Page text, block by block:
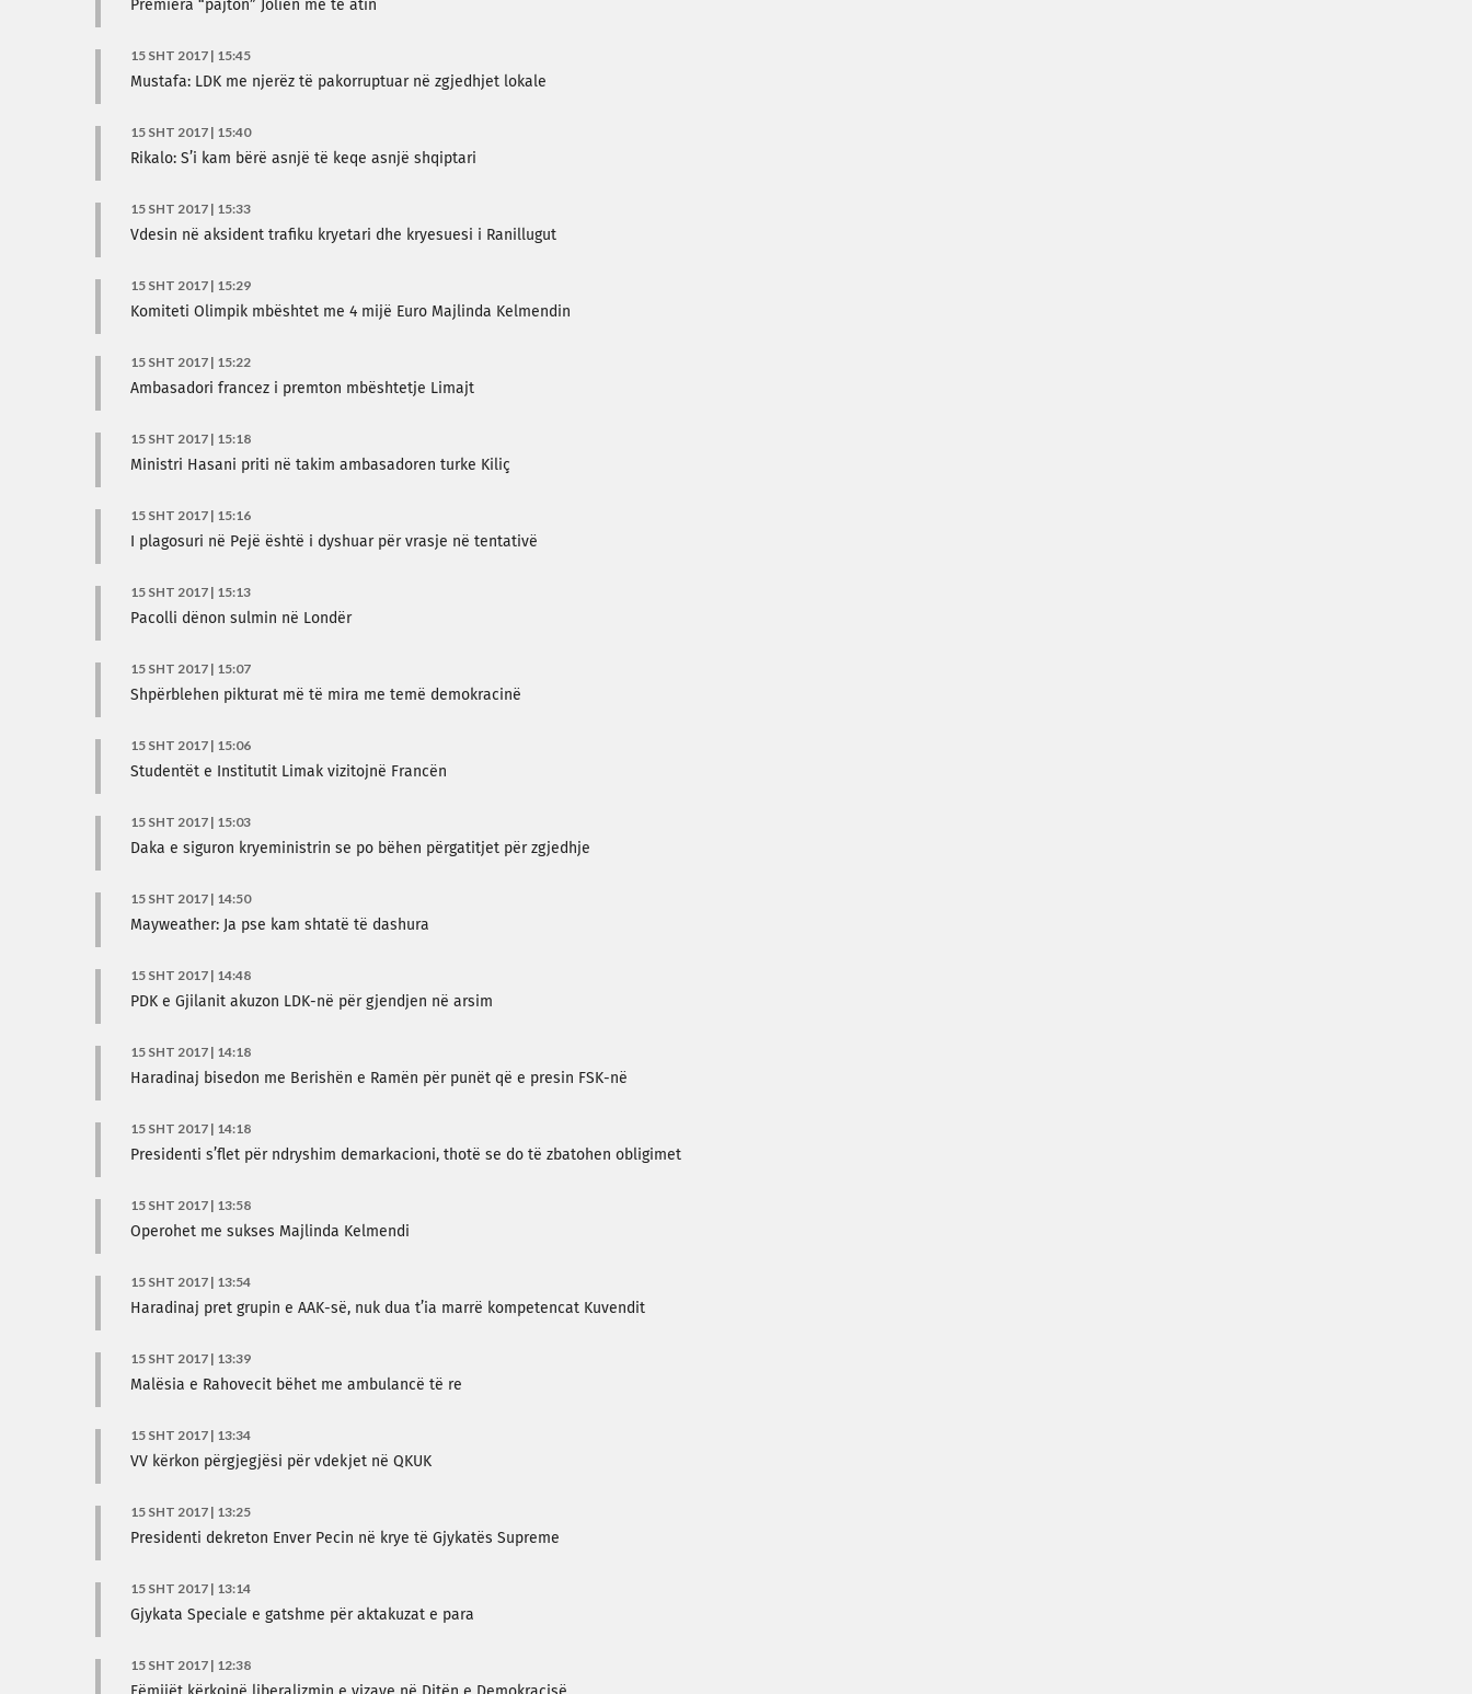
Premiera “pajton” Jolien me të atin
15 SHT 2017 | 15:45
Mustafa: LDK me njerëz të pakorruptuar në zgjedhjet lokale
15 SHT 2017 | 15:40
Rikalo: S’i kam bërë asnjë të keqe asnjë shqiptari
15 SHT 2017 | 15:33
Vdesin në aksident trafiku kryetari dhe kryesuesi i Ranillugut
15 SHT 2017 | 15:29
Komiteti Olimpik mbështet me 4 mijë Euro Majlinda Kelmendin
15 SHT 2017 | 15:22
Ambasadori francez i premton mbështetje Limajt
15 SHT 2017 | 15:18
Ministri Hasani priti në takim ambasadoren turke Kiliç
15 SHT 2017 | 15:16
I plagosuri në Pejë është i dyshuar për vrasje në tentativë
15 SHT 2017 | 15:13
Pacolli dënon sulmin në Londër
15 SHT 2017 | 15:07
Shpërblehen pikturat më të mira me temë demokracinë
15 SHT 2017 | 15:06
Studentët e Institutit Limak vizitojnë Francën
15 SHT 2017 | 15:03
Daka e siguron kryeministrin se po bëhen përgatitjet për zgjedhje
15 SHT 2017 | 14:50
Mayweather: Ja pse kam shtatë të dashura
15 SHT 2017 | 14:48
PDK e Gjilanit akuzon LDK-në për gjendjen në arsim
15 SHT 2017 | 14:18
Haradinaj bisedon me Berishën e Ramën për punët që e presin FSK-në
15 SHT 2017 | 14:18
Presidenti s’flet për ndryshim demarkacioni, thotë se do të zbatohen obligimet
15 SHT 2017 | 13:58
Operohet me sukses Majlinda Kelmendi
15 SHT 2017 | 13:54
Haradinaj pret grupin e AAK-së, nuk dua t’ia marrë kompetencat Kuvendit
15 SHT 2017 | 13:39
Malësia e Rahovecit bëhet me ambulancë të re
15 SHT 2017 | 13:34
VV kërkon përgjegjësi për vdekjet në QKUK
15 SHT 2017 | 13:25
Presidenti dekreton Enver Pecin në krye të Gjykatës Supreme
15 SHT 2017 | 13:14
Gjykata Speciale e gatshme për aktakuzat e para
15 SHT 2017 | 12:38